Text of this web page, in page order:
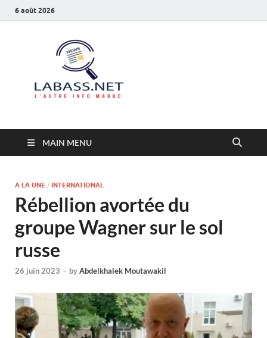
6 août 2026
MAIN MENU
A LA UNE / INTERNATIONAL
Rébellion avortée du
groupe Wagner sur le sol
russe
26 juin 2023 - byAbdelkhalek Moutawakil